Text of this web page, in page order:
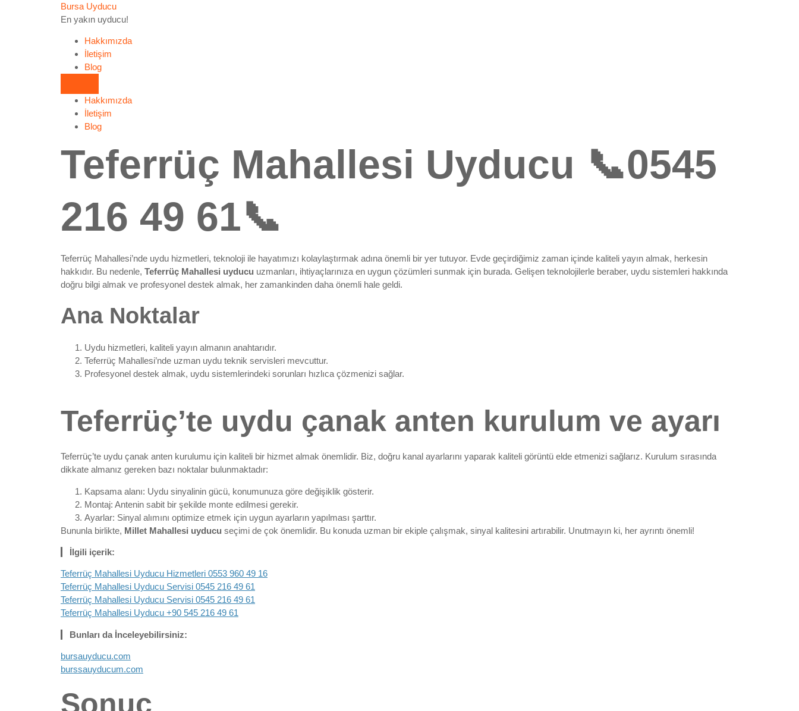
Bursa Uyducu
En yakın uyducu!
Hakkımızda
İletişim
Blog
Hakkımızda
İletişim
Blog
Teferrüç Mahallesi Uyducu 📞0545
216 49 61📞
Teferrüç Mahallesi’nde uydu hizmetleri, teknoloji ile hayatımızı kolaylaştırmak adına önemli bir yer tutuyor. Evde geçirdiğimiz zaman içinde kaliteli yayın almak, herkesin
hakkıdır. Bu nedenle, Teferrüç Mahallesi uyducu uzmanları, ihtiyaçlarınıza en uygun çözümleri sunmak için burada. Gelişen teknolojilerle beraber, uydu sistemleri hakkında
doğru bilgi almak ve profesyonel destek almak, her zamankinden daha önemli hale geldi.
Ana Noktalar
Uydu hizmetleri, kaliteli yayın almanın anahtarıdır.
Teferrüç Mahallesi’nde uzman uydu teknik servisleri mevcuttur.
Profesyonel destek almak, uydu sistemlerindeki sorunları hızlıca çözmenizi sağlar.
Teferrüç’te uydu çanak anten kurulum ve ayarı
Teferrüç’te uydu çanak anten kurulumu için kaliteli bir hizmet almak önemlidir. Biz, doğru kanal ayarlarını yaparak kaliteli görüntü elde etmenizi sağlarız. Kurulum sırasında
dikkate almanız gereken bazı noktalar bulunmaktadır:
Kapsama alanı: Uydu sinyalinin gücü, konumunuza göre değişiklik gösterir.
Montaj: Antenin sabit bir şekilde monte edilmesi gerekir.
Ayarlar: Sinyal alımını optimize etmek için uygun ayarların yapılması şarttır.
Bununla birlikte, Millet Mahallesi uyducu seçimi de çok önemlidir. Bu konuda uzman bir ekiple çalışmak, sinyal kalitesini artırabilir. Unutmayın ki, her ayrıntı önemli!
İlgili içerik:
Teferrüç Mahallesi Uyducu Hizmetleri 0553 960 49 16
Teferrüç Mahallesi Uyducu Servisi 0545 216 49 61
Teferrüç Mahallesi Uyducu Servisi 0545 216 49 61
Teferrüç Mahallesi Uyducu +90 545 216 49 61
Bunları da İnceleyebilirsiniz:
bursauyducu.com
burssauyducum.com
Sonuç